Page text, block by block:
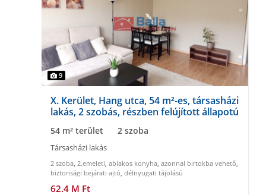
9
X. Kerület, Hang utca, 54 m²-es, társasházi
lakás, 2 szobás, részben felújított állapotú
54 m² terület 2 szoba
Társasházi lakás
2 szoba, 2.emeleti, ablakos konyha, azonnal birtokba vehető,
biztonsági bejárati ajtó, délnyugati tájolású
62.4 M Ft